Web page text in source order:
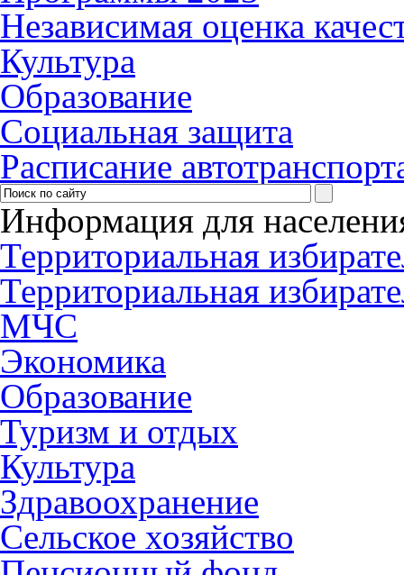
Независимая оценка
Культура
Образование
Социальная защита
Расписание
Информация для
Территориальная
Территориальная
МЧС
Экономика
Образование
Туризм и отдых
Культура
Здравоохранение
Сельское хозяйство